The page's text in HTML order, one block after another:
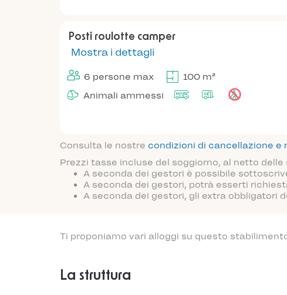
Posti roulotte camper
Mostra i dettagli
6 persone max
100 m²
Animali ammessi
Consulta le nostre condizioni di cancellazione e
Prezzi tasse incluse del soggiorno, al netto
A seconda dei gestori è possibile
A seconda dei gestori, potrà esserti
A seconda dei gestori, gli extra obbligatori
Ti proponiamo vari alloggi su questo
La struttura